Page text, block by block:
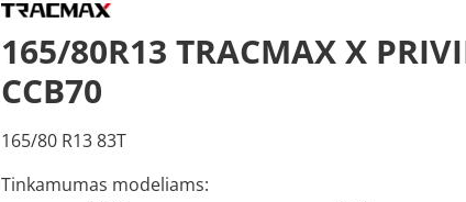
165/80R13 TRACMAX X
CCB70
165/80 R13 83T
Tinkamumas modeliams: